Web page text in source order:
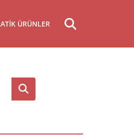
ÜRÜNLER
Ara